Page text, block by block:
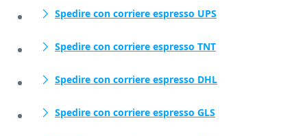
Spedire con corriere espresso UPS
Spedire con corriere espresso TNT
Spedire con corriere espresso DHL
Spedire con corriere espresso GLS